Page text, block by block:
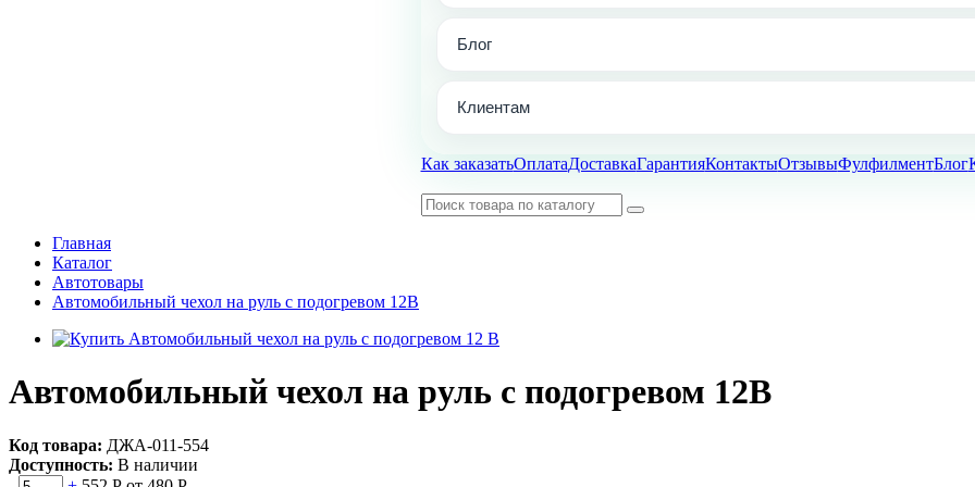
Блог
Клиентам
Как заказатьОплатаДоставкаГарантияКонтактыОтзывыФулфилментБлог
Главная
Каталог
Автотовары
Автомобильный чехол на руль с подогревом 12В
Автомобильный чехол на руль с подогревом 12В
Код товара: ДЖА-011-554
Доступность: В наличии